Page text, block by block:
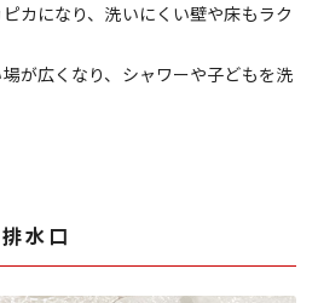
カになり、洗いにくい壁や床もラク
が広くなり、シャワーや子どもを洗
水口